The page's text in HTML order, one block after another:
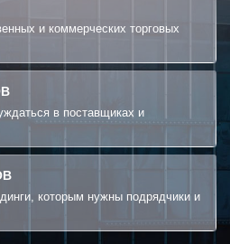
и коммерческих торговых
в поставщиках и
которым нужны подрядчики и